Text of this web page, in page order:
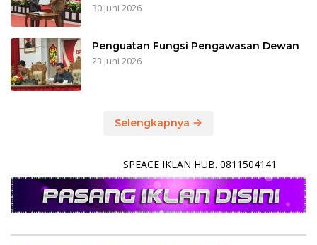
30 Juni 2026
Penguatan Fungsi Pengawasan Dewan
23 Juni 2026
Selengkapnya
SPEACE IKLAN HUB. 0811504141